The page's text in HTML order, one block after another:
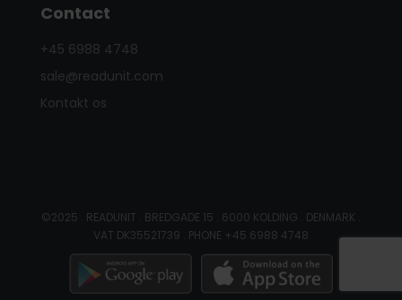
Contact
+45 6988 4748
sale@readunit.com
Kontakt os
©2025 . READUNIT . BREDGADE 15 . 6000 KOLDING . DENMARK .
VAT DK35521739 . PHONE +45 6988 4748